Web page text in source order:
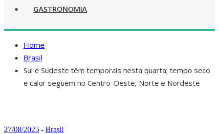
GASTRONOMIA
Home
Brasil
Sul e Sudeste têm temporais nesta quarta; tempo seco
e calor seguem no Centro-Oeste, Norte e Nordeste
27/08/2025 - Brasil